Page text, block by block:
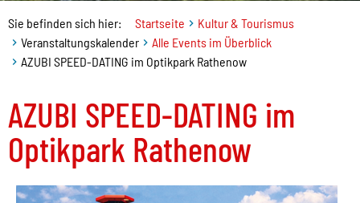
Sie befinden sich hier: Startseite
Kultur & Tourismus
Veranstaltungskalender
Alle Events im Überblick
AZUBI SPEED-DATING im Optikpark Rathenow
AZUBI SPEED-DATING im
Optikpark Rathenow